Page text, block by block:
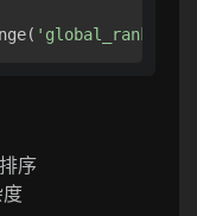
'global_ranking'
序